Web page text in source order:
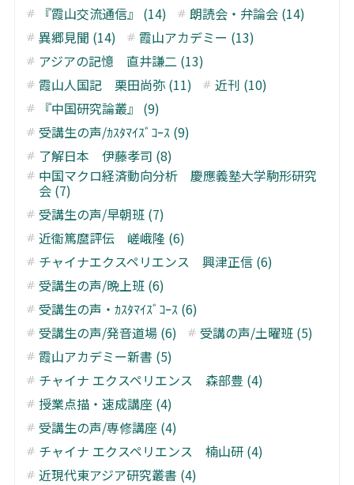
『霞山交流通信』 (14)
朗読会・弁論会 (14)
異郷見聞 (14)
霞山アカデミー (13)
アジアの記憶 直井謙二 (13)
霞山人国記 栗田尚弥 (11)
近刊 (10)
『中国研究論叢』 (9)
受講生の声/ｶｽﾀﾏｲｽﾞｺｰｽ (9)
了解日本 伊藤孝司 (8)
中国マクロ経済動向分析 慶應義塾大学駒形研究
会 (7)
受講生の声/早朝班 (7)
近衞篤麿評伝 嵯峨隆 (6)
チャイナエクスペリエンス 興津正信 (6)
受講生の声/晩上班 (6)
受講生の声・ｶｽﾀﾏｲｽﾞｺｰｽ (6)
受講生の声/発音道場 (6)
受講の声/土曜班 (5)
霞山アカデミー新書 (5)
チャイナ エクスペリエンス 森部豊 (4)
授業点描・速成講座 (4)
受講生の声/専修講座 (4)
チャイナ エクスペリエンス 楠山研 (4)
近現代東アジア研究叢書 (4)